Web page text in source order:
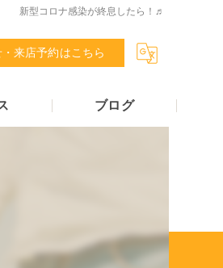
新型コロナ感染が終息したら！♬
来店予約はこちら
ブログ